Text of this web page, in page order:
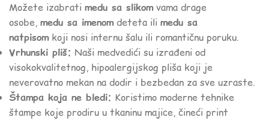
Možete izabrati medu sa slikomvama drage
osobe, medu sa imenomdeteta ili medu sa
natpisomkoji nosi internu šalu ili romantičnu poruku.
Vrhunski pliš: Naši medvedići su izrađeni od
visokokvalitetnog, hipoalergijskog pliša koji je
neverovatno mekan na dodir i bezbedan za sve uzraste.
Štampa koja ne bledi: Koristimo moderne tehnike
štampe koje prodiru u tkaninu majice, čineći print